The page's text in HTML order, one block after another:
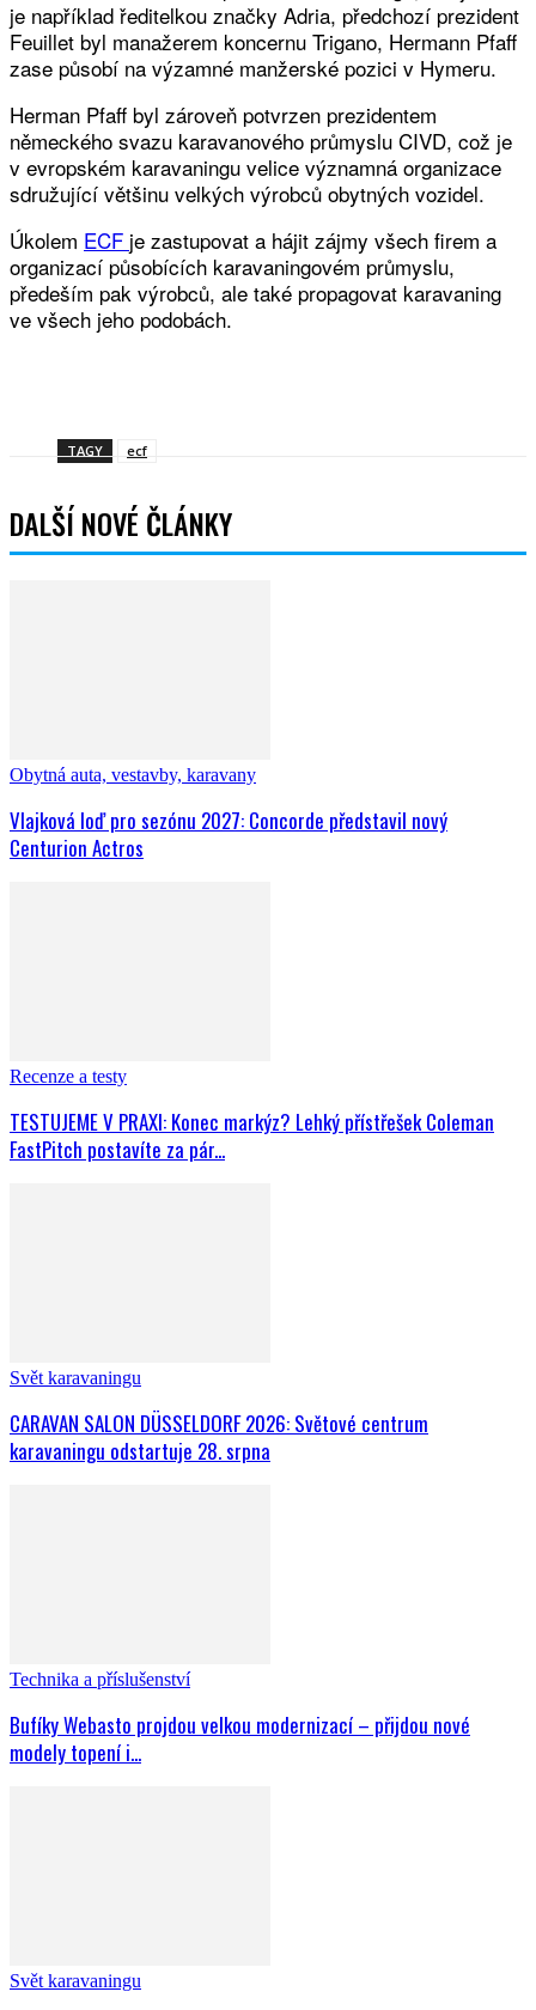
je například ředitelkou značky Adria, předchozí prezident
Feuillet byl manažerem koncernu Trigano, Hermann Pfaff
zase působí na výzamné manžerské pozici v Hymeru.
Herman Pfaff byl zároveň potvrzen prezidentem
německého svazu karavanového průmyslu CIVD, což je
v evropském karavaningu velice významná organizace
sdružující většinu velkých výrobců obytných vozidel.
Úkolem ECF je zastupovat a hájit zájmy všech firem a
organizací působících karavaningovém průmyslu,
předeším pak výrobců, ale také propagovat karavaning
ve všech jeho podobách.
TAGY ecf
DALŠÍ NOVÉ ČLÁNKY
Obytná auta, vestavby, karavany
Vlajková loď pro sezónu 2027: Concorde představil nový
Centurion Actros
Recenze a testy
TESTUJEME V PRAXI: Konec markýz? Lehký přístřešek Coleman
FastPitch postavíte za pár...
Svět karavaningu
CARAVAN SALON DÜSSELDORF 2026: Světové centrum
karavaningu odstartuje 28. srpna
Technika a příslušenství
Bufíky Webasto projdou velkou modernizací – přijdou nové
modely topení i...
Svět karavaningu